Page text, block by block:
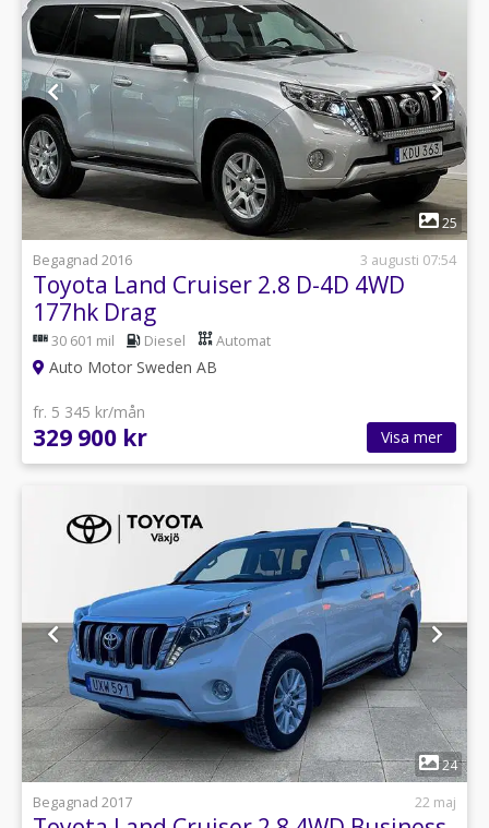
1
25
Begagnad 2016
3 augusti 07:54
Toyota Land Cruiser 2.8 D-4D 4WD
177hk Drag
30 601 mil Diesel Automat
Auto Motor Sweden AB
fr. 5 345 kr/mån
329 900 kr Visa mer
1
24
Begagnad 2017
22 maj